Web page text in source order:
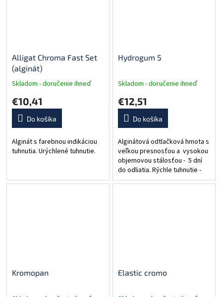
Alligat Chroma Fast Set
(alginát)
Skladom - doručenie ihneď
€10,41
Do košíka
Alginát s farebnou indikáciou
tuhnutia. Urýchlené tuhnutie.
Hydrogum 5
Skladom - doručenie ihneď
€12,51
Do košíka
Alginátová odtlačková hmota s
veľkou presnosťou a vysokou
objemovou stálosťou - 5 dní
do odliatia. Rýchle tuhnutie -
len 45s. Ovocná príchuť.
Kromopan Elastic cromo